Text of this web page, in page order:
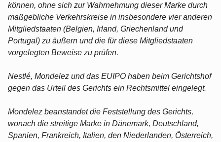
können, ohne sich zur Wahrnehmung dieser Marke durch
maßgebliche Verkehrskreise in insbesondere vier anderen
Mitgliedstaaten (Belgien, Irland, Griechenland und
Portugal) zu äußern und die für diese Mitgliedstaaten
vorgelegten Beweise zu prüfen.
Nestlé, Mondelez und das EUIPO haben beim Gerichtshof
gegen das Urteil des Gerichts ein Rechtsmittel eingelegt.
Mondelez beanstandet die Feststellung des Gerichts,
wonach die streitige Marke in Dänemark, Deutschland,
Spanien, Frankreich, Italien, den Niederlanden, Österreich,